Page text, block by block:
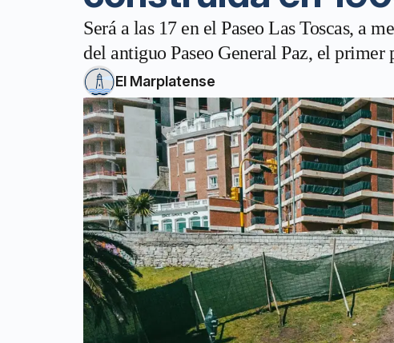
Será a las 17 en el Paseo Las Toscas, a
del antiguo Paseo General Paz, el primer
El Marplatense